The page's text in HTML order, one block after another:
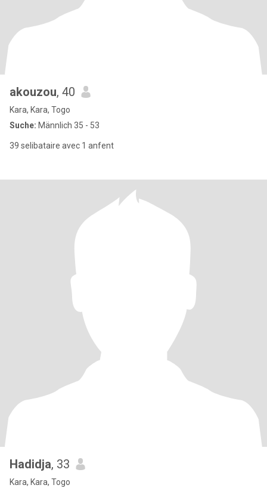
akouzou, 40
Kara, Kara, Togo
Suche: Männlich 35 - 53
39 selibataire avec 1 anfent
Hadidja, 33
Kara, Kara, Togo